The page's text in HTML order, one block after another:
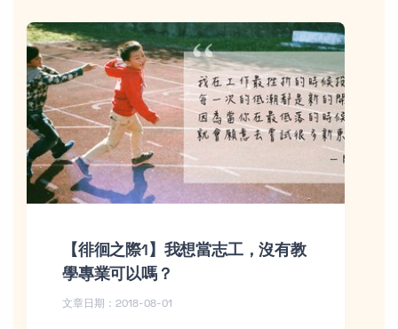
【徘徊之際1】我想當志工，沒有教
學專業可以嗎？
文章日期：2018-08-01